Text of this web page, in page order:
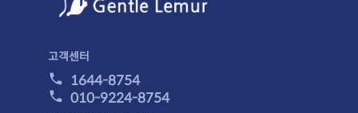
고객센터
1644-8754
010-9224-8754